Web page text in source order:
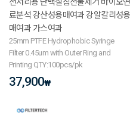
료분석 강산성용매여과 강알칼리성용
매여과 가스여과
25mm PTFE Hydrophobic Syringe
Filter 0.45um with Outer Ring and
Printing QTY:100pcs/pk
37,900₩